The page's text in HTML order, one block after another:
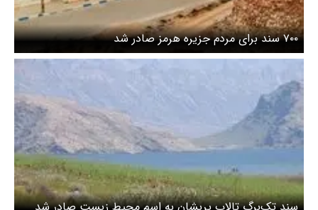
۷۰۰ سند برای مردم جزیره هرمز صادر شد